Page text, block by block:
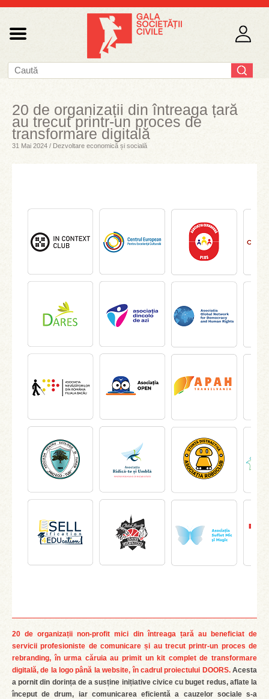
20 de organizații din întreaga țară
au trecut printr-un proces de
transformare digitală
31 Mai 2024 / Dezvoltare economică și socială
20 de organizații non-profit mici din întreaga țară au beneficiat de
servicii profesioniste de comunicare și au trecut printr-un proces de
rebranding, în urma căruia au primit un kit complet de transformare
digitală, de la logo până la website, în cadrul proiectului DOORS. Acesta
a pornit din dorința de a susține inițiative civice cu buget redus, aflate la
început de drum, iar comunicarea eficientă a cauzelor sociale s-a